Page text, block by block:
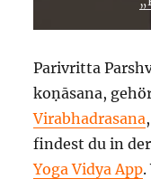
Parivritta
koṇāsana,
Virabhadrasana
findest du in der
Yoga Vidya App.